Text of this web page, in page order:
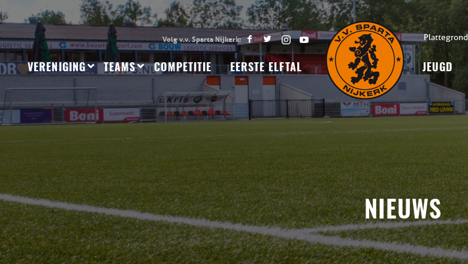
Plattegrond
VERENIGING TEAMS COMPETITIE EERSTE ELFTAL JEUGD
NIEUWS